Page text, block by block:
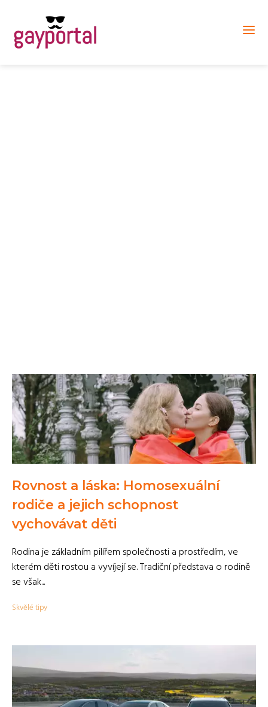
Rovnost a láska: Homosexuální
rodiče a jejich schopnost
vychovávat děti
Rodina je základním pilířem společnosti a prostředím, ve
kterém děti rostou a vyvíjejí se. Tradiční představa o rodině
se však...
Skvělé tipy